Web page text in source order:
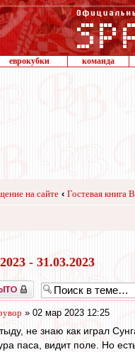
еврокубки команда
на сайте ‹ Гостевая книга
- 31.03.2023
» 02 мар 2023 12:25
не знаю как играл
паса, видит поле. Но